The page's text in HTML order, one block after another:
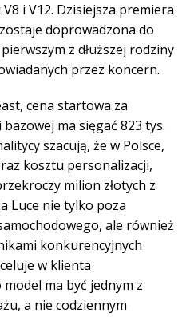
i V12. Dzisiejsza premiera
doprowadzona do
z dłuższej rodziny
przez koncern.
cena startowa za
ma sięgać 823 tys.
szacują, że w Polsce,
kosztu personalizacji,
milion złotych z
Luce nie tylko poza
ale również
konkurencyjnych
w klienta
ma być jednym z
a nie codziennym